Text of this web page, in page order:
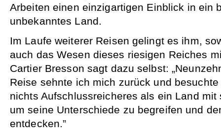
Arbeiten einen einzigartigen Einblick in ein
unbekanntes Land.
Im Laufe weiterer Reisen gelingt es ihm,
auch das Wesen dieses riesigen Reiches
Cartier Bresson sagt dazu selbst:
Reise sehnte ich mich zurück und
nichts Aufschlussreicheres als ein Land
um seine Unterschiede zu begreifen und
entdecken.”